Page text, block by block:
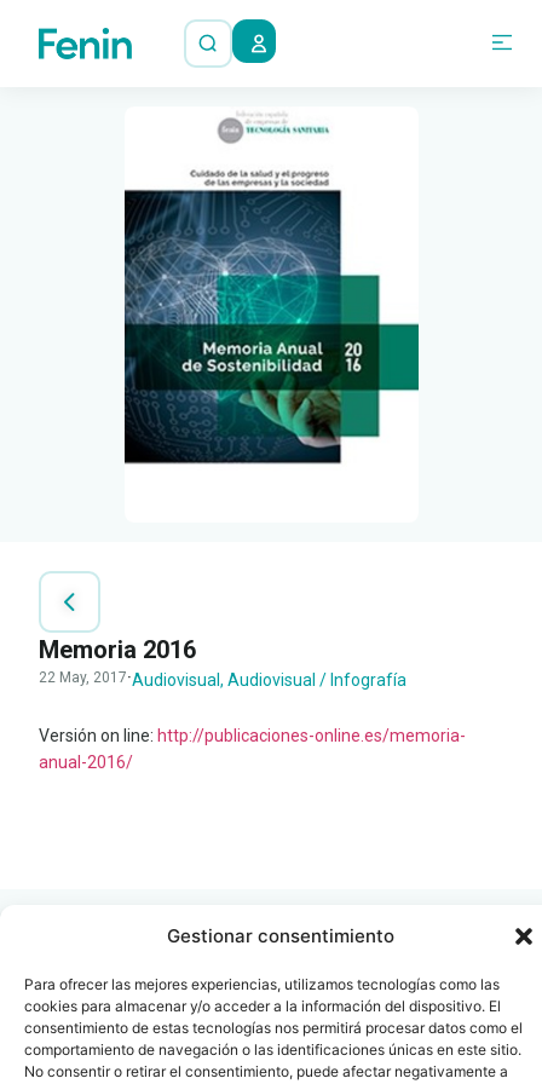
Gestionar consentimiento
Para ofrecer las mejores experiencias, utilizamos tecnologías como las
cookies para almacenar y/o acceder a la información del dispositivo. El
consentimiento de estas tecnologías nos permitirá procesar datos como el
comportamiento de navegación o las identificaciones únicas en este sitio.
No consentir o retirar el consentimiento, puede afectar negativamente a
Memoria 2016
22 May, 2017·Audiovisual , Audiovisual / Infografía
Versión on line: http://publicaciones-online.es/memoria-
anual-2016/
Contacto
info@fenin.es
Oficina Barcelona
Travesera de Gracia, 56 -
1º, 3ª 08006